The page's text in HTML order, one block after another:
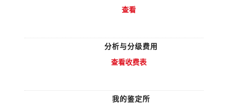
查看
分析与分级费用
查看收费表
我的鉴定所